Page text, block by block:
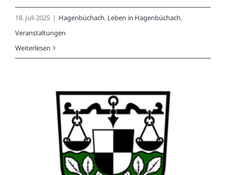
18. Juli 2025 | Hagenbüchach, Leben in Hagenbüchach,
Veranstaltungen
Weiterlesen